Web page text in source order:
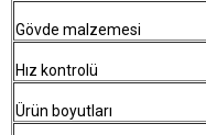
Gövde malzemesi
Hız kontrolü
Ürün boyutları